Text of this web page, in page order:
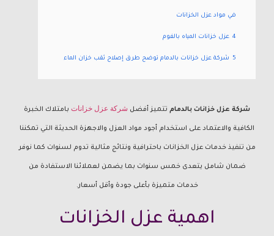
في مواد عزل الخزانات
4 عزل خزانات المياه بالفوم
شركة عزل خزانات بالدمام توضح طرق إصلاح ثقب خزان الماء
شركة عزل خزانات بالدمامتتميز أفضلشركة عزل خزاناتبامتلاك الخبرة
الكافية والاعتماد على استخدام أجود مواد العزل والاجهزة الحديثة التي تمكننا
من تنفيذ خدمات عزل الخزانات باحترافية ونتائج مثالية تدوم لسنوات كما نوفر
ضمان شامل يتعدى خمس سنوات بما يضمن لعملائنا الاستفادة من
خدمات متميزة بأعلى جودة وأقل أسعار.
اهمية عزل الخزانات